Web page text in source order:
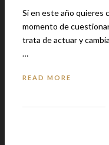
Si en este año quieres
momento de cuestionarte
trata de actuar y
…
READ MORE